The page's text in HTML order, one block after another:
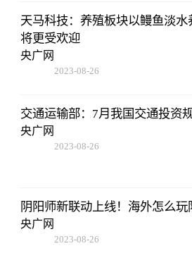
天马科技：养殖板块以鳗鱼淡水
将更受欢迎
央广网
2023-08-26
交通运输部：7月我国交通投资
央广网
2023-08-26
阴阳师新联动上线！海外怎么玩
央广网
2023-08-26